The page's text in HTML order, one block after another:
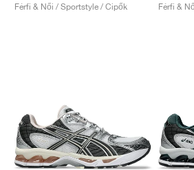
Férfi & Női / Sportstyle / Cipők
Férfi &